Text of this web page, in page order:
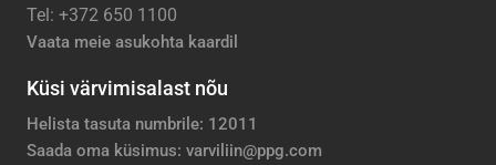
Tel: +372 650 1100
Vaata meie asukohta kaardil
Küsi värvimisalast nõu
Helista tasuta numbrile: 12011
Saada oma küsimus: varviliin@ppg.com